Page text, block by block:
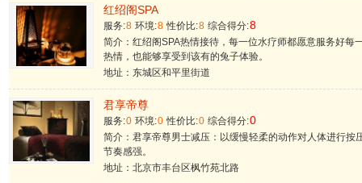
红绍阁SPA
服务:8 环境:8 性价比:8 综合得分:8
简介：红绍阁SPA热情接待，每一位水疗师都愿意服务好每
热情，也能够享受到该有的兔子体验。
地址：东城区和平里街道
君享帝尊
服务:0 环境:0 性价比:0 综合得分:0
简介：君享帝尊男士减压：以缓慢轻柔的动作对人体进行按
节奏感强。
地址：北京市丰台区枫竹苑北路